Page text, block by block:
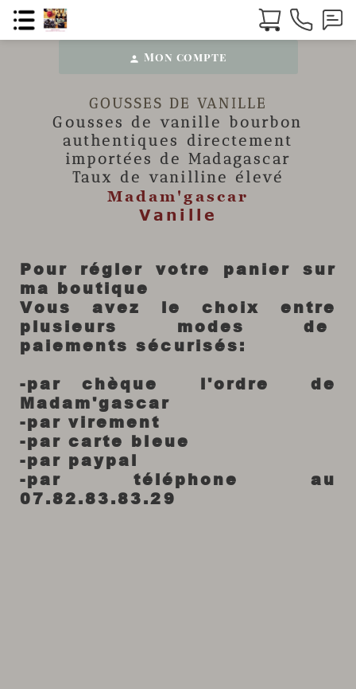
person Mon compte
GOUSSES DE VANILLE
Gousses de vanille bourbon
authentiques directement
importées de Madagascar
Taux de vanilline élevé
Madam'gascar
Vanille
Pour régler votre panier sur
ma boutique
Vous avez le choix entre
plusieurs modes de
paiements sécurisés:
-par chèque l'ordre de
Madam'gascar
-par virement
-par carte bleue
-par paypal
-par téléphone au
07.82.83.83.29